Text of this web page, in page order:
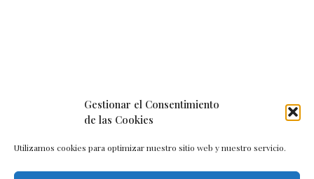
Gestionar el Consentimiento
de las Cookies
Utilizamos cookies para optimizar nuestro sitio web y nuestro servicio.